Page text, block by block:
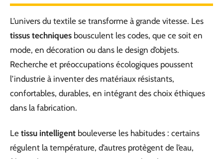
L’univers du textile se transforme à grande vitesse. Les
tissus techniques bousculent les codes, que ce soit en
mode, en décoration ou dans le design d’objets.
Recherche et préoccupations écologiques poussent
l’industrie à inventer des matériaux résistants,
confortables, durables, en intégrant des choix éthiques
dans la fabrication.
Le tissu intelligent bouleverse les habitudes : certains
régulent la température, d’autres protègent de l’eau,